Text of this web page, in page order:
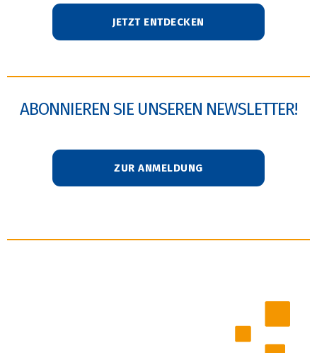
JETZT ENTDECKEN
ABONNIEREN SIE UNSEREN NEWSLETTER!
ZUR ANMELDUNG